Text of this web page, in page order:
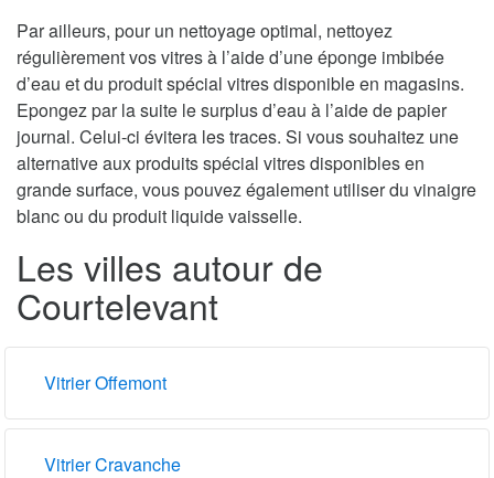
Par ailleurs, pour un nettoyage optimal, nettoyez
régulièrement vos vitres à l’aide d’une éponge imbibée
d’eau et du produit spécial vitres disponible en magasins.
Epongez par la suite le surplus d’eau à l’aide de papier
journal. Celui-ci évitera les traces. Si vous souhaitez une
alternative aux produits spécial vitres disponibles en
grande surface, vous pouvez également utiliser du vinaigre
blanc ou du produit liquide vaisselle.
Les villes autour de
Courtelevant
Vitrier Offemont
Vitrier Cravanche